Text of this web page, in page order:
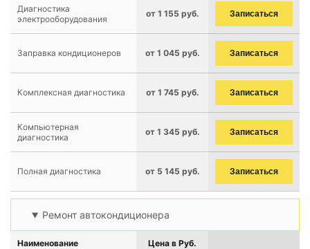
Диагностика
электрооборудования
от 1 155 руб. Записаться
Заправка кондиционеров от 1 045 руб. Записаться
Комплексная диагностика от 1 745 руб. Записаться
Компьютерная
диагностика
от 1 345 руб. Записаться
Полная диагностика от 5 145 руб. Записаться
Ремонт автокондиционера
Наименование Цена в Руб.